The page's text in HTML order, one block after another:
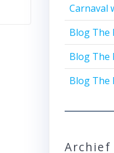
Carnaval
Blog The
Blog The
Blog The
Archief